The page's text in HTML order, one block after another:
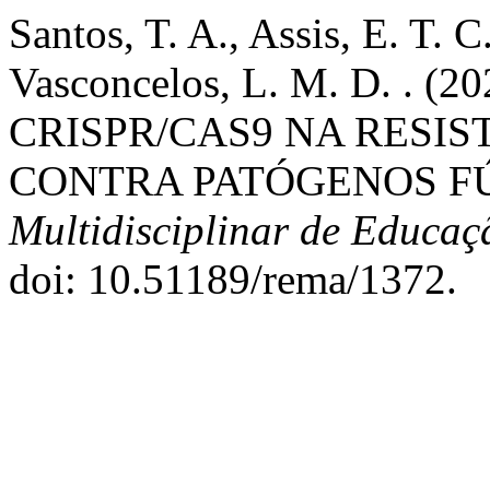
Santos, T. A., Assis, E. T.
Vasconcelos, L. M. D. .
CRISPR/CAS9 NA
CONTRA PATÓGENOS
Multidisciplinar de
doi: 10.51189/rema/1372.